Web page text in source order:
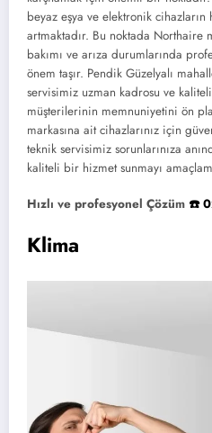
beyaz eşya ve elektronik
artmaktadır. Bu noktada Northaire
bakımı ve arıza durumlarında
önem taşır. Pendik Güzelyalı
servisimiz uzman kadrosu ve kaliteli
müşterilerinin memnuniyetini ön
markasına ait cihazlarınız için
teknik servisimiz sorunlarınıza
kaliteli bir hizmet sunmayı
Hızlı ve profesyonel Çözüm ☎️
Klima